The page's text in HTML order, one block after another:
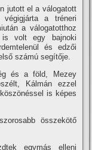
jutott el a válogatott
végigjárta a tréneri
a válogatotthoz
is volt egy bajnoki
és edzői
számú segí­tője.
és a föld, Mezey
Kálmán ezzel
is képes
összekötő
egymás elleni